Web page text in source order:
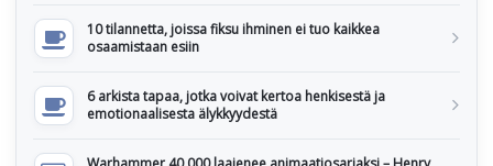
10 tilannetta, joissa fiksu ihminen ei tuo kaikkea
osaamistaan esiin
6 arkista tapaa, jotka voivat kertoa henkisestä ja
emotionaalisesta älykkyydestä